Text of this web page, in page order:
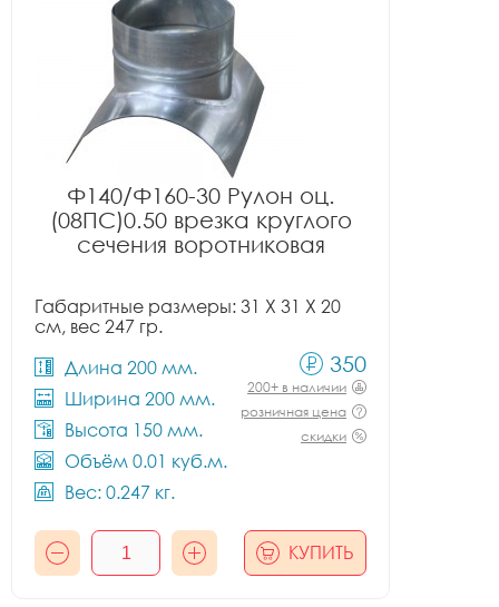
Ф140/Ф160-30 Рулон оц.
(08ПС)0.50 врезка круглого
сечения воротниковая
Габаритные размеры: 31 X 31 X 20
см, вес 247 гр.
Длина 200 мм.
Ширина 200 мм.
Высота 150 мм.
Объём 0.01 куб.м.
Вес: 0.247 кг.
350
200+ в наличии
розничная цена
скидки
КУПИТЬ